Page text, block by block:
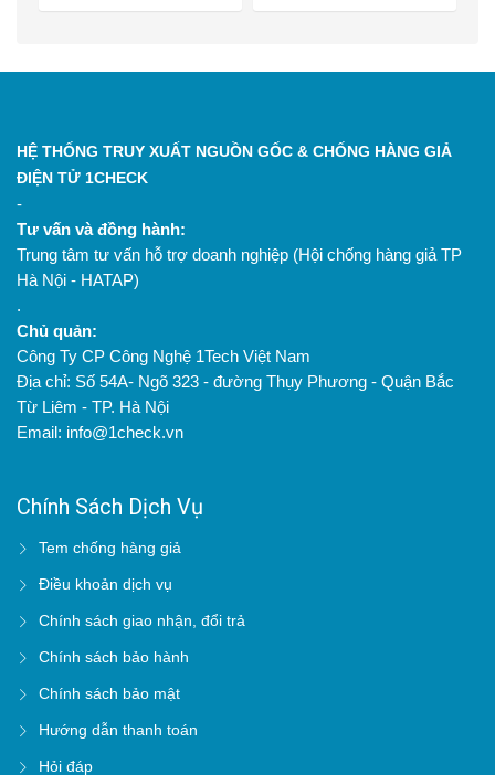
HỆ THỐNG TRUY XUẤT NGUỒN GỐC & CHỐNG HÀNG GIẢ
ĐIỆN TỬ 1CHECK
-
Tư vấn và đồng hành:
Trung tâm tư vấn hỗ trợ doanh nghiệp (Hội chống hàng giả TP
Hà Nội - HATAP)
.
Chủ quản:
Công Ty CP Công Nghệ 1Tech Việt Nam
Địa chỉ: Số 54A- Ngõ 323 - đường Thụy Phương - Quận Bắc
Từ Liêm - TP. Hà Nội
Email: info@1check.vn
Chính Sách Dịch Vụ
Tem chống hàng giả
Điều khoản dịch vụ
Chính sách giao nhận, đổi trả
Chính sách bảo hành
Chính sách bảo mật
Hướng dẫn thanh toán
Hỏi đáp